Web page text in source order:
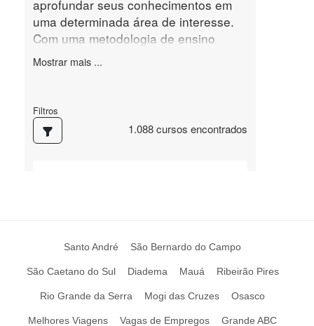
Santo André São Bernardo do Campo
São Caetano do Sul Diadema Mauá Ribeirão Pires
Rio Grande da Serra Mogi das Cruzes Osasco
Melhores Viagens Vagas de Empregos Grande ABC